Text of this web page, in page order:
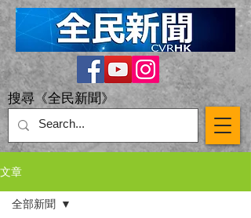
搜尋《全民新聞》
文章
全部新聞